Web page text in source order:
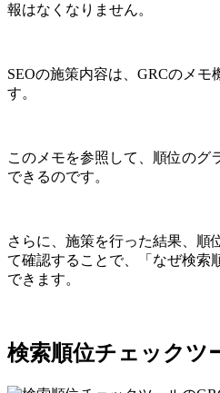
報はなくなりません。
SEOの施策内容は、GRCのメモ
す。
このメモを参照して、順位のグ
できるのです。
さらに、施策を行った結果、順
て確認することで、「なぜ検索
できます。
検索順位チェックツ